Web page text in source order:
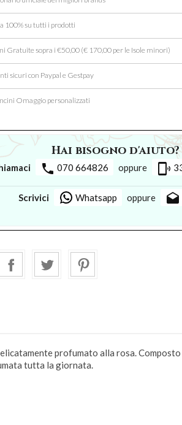
100% su tutti i prodotti
Gratuite sopra i €50,00 (€ 170,00 per le Isole minori)
sicuri con Paypal e Gestpay
Omaggio personalizzati
Hai bisogno d'aiuto?
phone 070 664826 oppure phonelink_ring
Scrivici Whatsapp oppure drafts
profumato alla rosa. Composto
tutta la giornata.